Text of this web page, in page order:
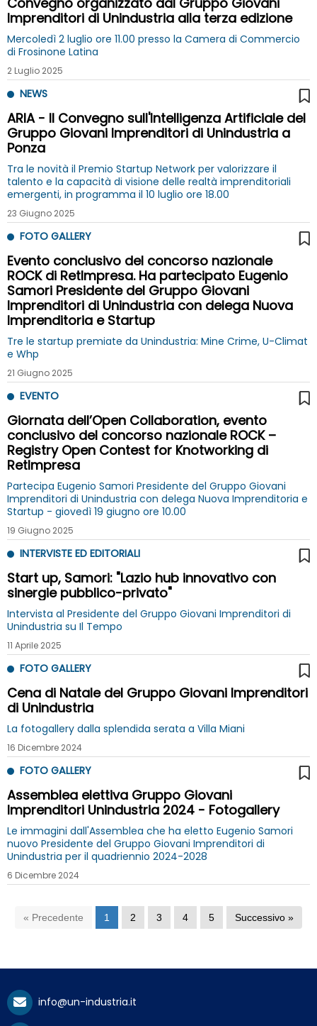
Imprenditori di Unindustria alla terza edizione
Mercoledì 2 luglio ore 11.00 presso la Camera di Commercio
di Frosinone Latina
2 Luglio 2025
NEWS
ARIA - Il Convegno sull'Intelligenza Artificiale del
Gruppo Giovani Imprenditori di Unindustria a
Ponza
Tra le novità il Premio Startup Network per valorizzare il
talento e la capacità di visione delle realtà imprenditoriali
emergenti, in programma il 10 luglio ore 18.00
23 Giugno 2025
FOTO GALLERY
Evento conclusivo del concorso nazionale
ROCK di RetImpresa. Ha partecipato Eugenio
Samori Presidente del Gruppo Giovani
Imprenditori di Unindustria con delega Nuova
Imprenditoria e Startup
Tre le startup premiate da Unindustria: Mine Crime, U-Climat
e Whp
21 Giugno 2025
EVENTO
Giornata dell’Open Collaboration, evento
conclusivo del concorso nazionale ROCK –
Registry Open Contest for Knotworking di
RetImpresa
Partecipa Eugenio Samori Presidente del Gruppo Giovani
Imprenditori di Unindustria con delega Nuova Imprenditoria e
Startup - giovedì 19 giugno ore 10.00
19 Giugno 2025
INTERVISTE ED EDITORIALI
Start up, Samori: "Lazio hub innovativo con
sinergie pubblico-privato"
Intervista al Presidente del Gruppo Giovani Imprenditori di
Unindustria su Il Tempo
11 Aprile 2025
FOTO GALLERY
Cena di Natale del Gruppo Giovani Imprenditori
di Unindustria
La fotogallery dalla splendida serata a Villa Miani
16 Dicembre 2024
FOTO GALLERY
Assemblea elettiva Gruppo Giovani
Imprenditori Unindustria 2024 - Fotogallery
Le immagini dall'Assemblea che ha eletto Eugenio Samori
nuovo Presidente del Gruppo Giovani Imprenditori di
Unindustria per il quadriennio 2024-2028
6 Dicembre 2024
« Precedente 1 2 3 4 5 Successivo »
info@un-industria.it